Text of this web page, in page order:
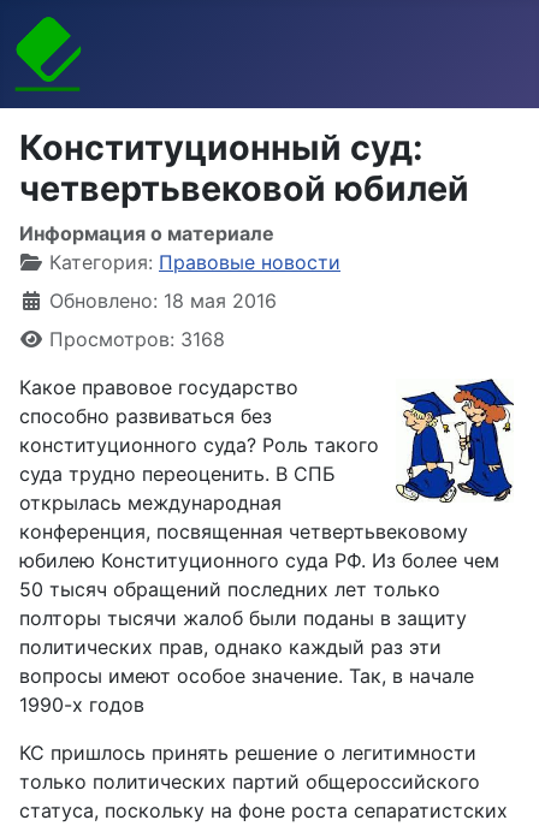
Конституционный суд:
четвертьвековой юбилей
Информация о материале
Категория: Правовые новости
Обновлено: 18 мая 2016
Просмотров: 3168
Какое правовое государство
способно развиваться без
конституционного суда? Роль такого
суда трудно переоценить. В СПБ
открылась международная
конференция, посвященная четвертьвековому
юбилею Конституционного суда РФ. Из более чем
50 тысяч обращений последних лет только
полторы тысячи жалоб были поданы в защиту
политических прав, однако каждый раз эти
вопросы имеют особое значение. Так, в начале
1990-х годов
КС пришлось принять решение о легитимности
только политических партий общероссийского
статуса, поскольку на фоне роста сепаратистских